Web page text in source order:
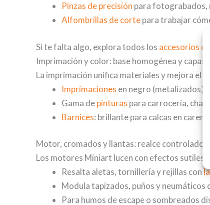
Pinzas de precisión para fotograbados,
Alfombrillas de cortepara trabajar
Si te falta algo, explora todos los accesorios
Imprimación y color: base homogénea y capas
La imprimación unifica materiales y mejora el
Imprimaciones en negro
Gama depinturas para carrocería,
Barnices: brillante para calcas en
Motor, cromados y llantas: realce controlado
Los motores Miniart lucen con efectos sutiles
Resalta aletas, tornillería y rejillas con
Modula tapizados, puños y neumáticos
Para humos de escape o sombreados